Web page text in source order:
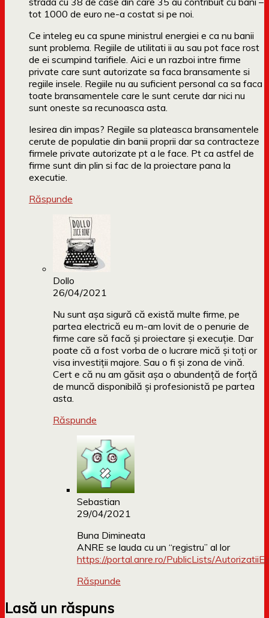
tot 1000 de euro ne-a costat si pe noi.
Ce inteleg eu ca spune ministrul energiei e ca nu banii
sunt problema. Regiile de utilitati ii au sau pot face rost
de ei scumpind tarifiele. Aici e un razboi intre firme
private care sunt autorizate sa faca bransamente si
regiile insele. Regiile nu au suficient personal ca sa faca
toate bransamentele care le sunt cerute dar nici nu
sunt oneste sa recunoasca asta.
Iesirea din impas? Regiile sa plateasca bransamentele
cerute de populatie din banii proprii dar sa contracteze
firmele private autorizate pt a le face. Pt ca astfel de
firme sunt din plin si fac de la proiectare pana la
executie.
Răspunde
Dollo
26/04/2021
Nu sunt așa sigură că există multe firme, pe
partea electrică eu m-am lovit de o penurie de
firme care să facă și proiectare și execuție. Dar
poate că a fost vorba de o lucrare mică și toți or
visa investiții majore. Sau o fi și zona de vină.
Cert e că nu am găsit așa o abundență de forță
de muncă disponibilă și profesionistă pe partea
asta.
Răspunde
Sebastian
29/04/2021
Buna Dimineata
ANRE se lauda cu un “registru” al lor
https://portal.anre.ro/PublicLists/
Răspunde
Lasă un răspuns